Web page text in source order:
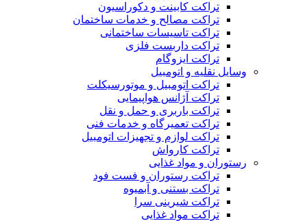
تراکت کابینت و دکوراسیون
تراکت مصالح و خدمات ساختمان
تراکت تاسیسات ساختمانی
تراکت داربست فلزی
تراکت ایزوگام
وسایل نقلیه و اتومبیل
تراکت اتومبیل و موتورسیکلت
تراکت آژانس هواپیمایی
تراکت باربری و حمل و نقل
تراکت تعمیرگاه و خدمات فنی
تراکت لوازم و تجهیزات اتومبیل
تراکت کارواش
رستوران و مواد غذایی
تراکت رستوران و فست فود
تراکت بستنی و آبمیوه
تراکت شیرینی سرا
تراکت مواد غذایی